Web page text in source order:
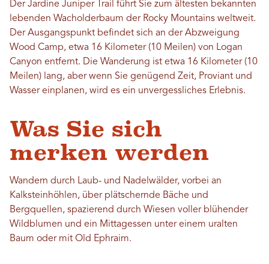
Der Jardine Juniper Trail führt Sie zum ältesten bekannten
lebenden Wacholderbaum der Rocky Mountains weltweit.
Der Ausgangspunkt befindet sich an der Abzweigung
Wood Camp, etwa 16 Kilometer (10 Meilen) von Logan
Canyon entfernt. Die Wanderung ist etwa 16 Kilometer (10
Meilen) lang, aber wenn Sie genügend Zeit, Proviant und
Wasser einplanen, wird es ein unvergessliches Erlebnis.
Was Sie sich
merken werden
Wandern durch Laub- und Nadelwälder, vorbei an
Kalksteinhöhlen, über plätschernde Bäche und
Bergquellen, spazierend durch Wiesen voller blühender
Wildblumen und ein Mittagessen unter einem uralten
Baum oder mit Old Ephraim.